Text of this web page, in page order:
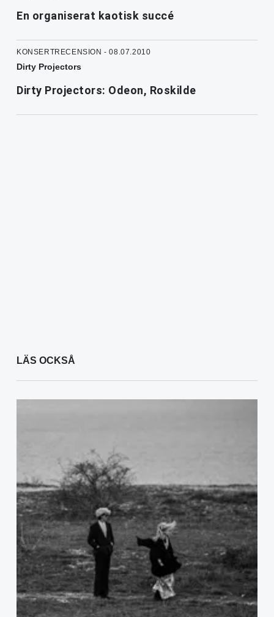
En organiserat kaotisk succé
KONSERTRECENSION - 08.07.2010
Dirty Projectors
Dirty Projectors: Odeon, Roskilde
LÄS OCKSÅ